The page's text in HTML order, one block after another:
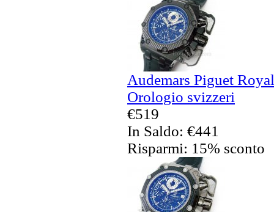
Audemars Piguet
Orologio svizzeri
€519
In Saldo: €441
Risparmi: 15% sconto